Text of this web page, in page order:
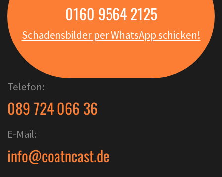
0160 9564 2125
Schadensbilder per WhatsApp schicken!
Telefon:
089 724 066 36
E-Mail:
info@coatncast.de